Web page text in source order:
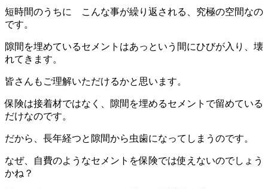
短時間のうちに こんな事が繰り返される、究極の空間なの
です。
隙間を埋めているセメントはあっという間にひびが入り、壊
れてきます。
皆さんもご理解いただけるかと思います。
保険は接着材ではなく、隙間を埋めるセメントで留めている
だけなのです。
だから、長年経つと隙間から虫歯になってしまうのです。
なぜ、自費のようなセメントを保険では使えないのでしょう
かね？